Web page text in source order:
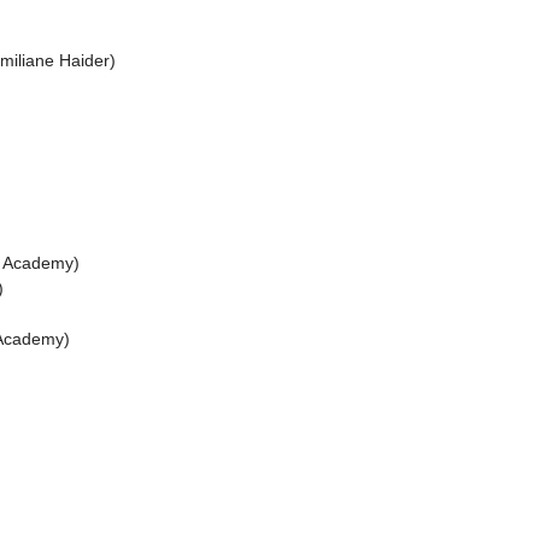
Haider)